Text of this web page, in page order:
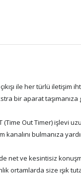
ile her türlü iletişim
bir aparat taşımanıza
(Time Out Timer) işlevi
bulmanıza
net ve kesintisiz
ortamlarda size ışık